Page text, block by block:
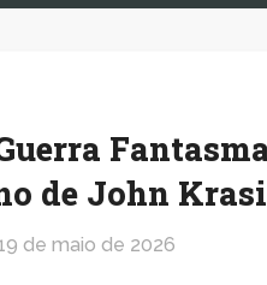
de John
de maio de 2026